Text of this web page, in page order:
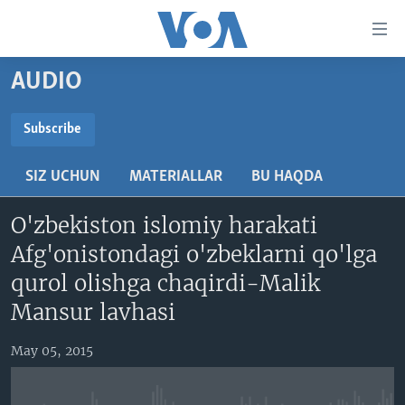
boring
Boshiga
Qidiruvga
AMERIKA
VATANDOSHLAR
MULTIMEDIA
AMERIKA MANZARALARI
XALQARO HAYOT
VASHINGTON CHOYXONASI
IJTIMOIY TARMOQLAR
FACEBOOK
YOUTUBE
INGLIZ TILI DARSLARI
EDITORIAL
AUDIO
Subscribe
SIZ UCHUN MATERIALLAR BU HAQDA
O'zbekiston islomiy harakati
Afg'onistondagi o'zbeklarni qo'lga
qurol olishga chaqirdi-Malik
Mansur lavhasi
May 05, 2015